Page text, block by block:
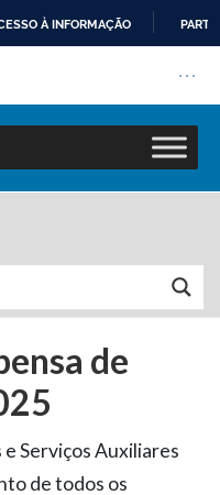
À INFORMAÇÃO
da
de
Serviços Auxiliares
de todos os